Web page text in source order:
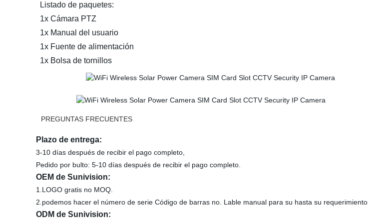
Listado de paquetes:
1x Cámara PTZ
1x Manual del usuario
1x Fuente de alimentación
1x Bolsa de tornillos
PREGUNTAS FRECUENTES
Plazo de entrega:
3-10 días después de recibir el pago completo,
Pedido por bulto: 5-10 días después de recibir el pago completo.
OEM de Sunivision:
1.LOGO gratis no MOQ.
2.podemos hacer el número de serie Código de barras no. Lable manual para su hasta su requerimiento.
ODM de Sunivision: